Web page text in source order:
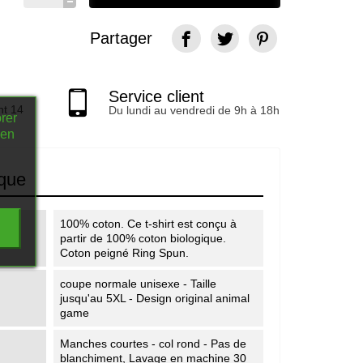
Partager
14
Service client
Du lundi au vendredi de 9h à 18h
100% coton. Ce t-shirt est conçu à
partir de 100% coton biologique.
Coton peigné Ring Spun.
coupe normale unisexe - Taille
jusqu'au 5XL - Design original animal
game
Manches courtes - col rond - Pas de
blanchiment, Lavage en machine 30